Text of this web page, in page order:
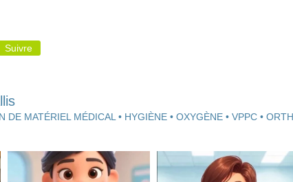
Suivre
DE MATÉRIEL MÉDICAL • HYGIÈNE • OXYGÈNE • VPPC •